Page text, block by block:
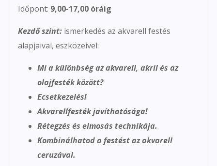
Időpont: 9,00-17,00 óráig
Kezdő szint: ismerkedés az akvarell festés
alapjaival, eszközeivel:
Mi a különbség az akvarell, akril és az
olajfesték között?
Ecsetkezelés!
Akvarellfesték javíthatósága!
Rétegzés és elmosás technikája.
Kombinálhatod a festést az akvarell
ceruzával.